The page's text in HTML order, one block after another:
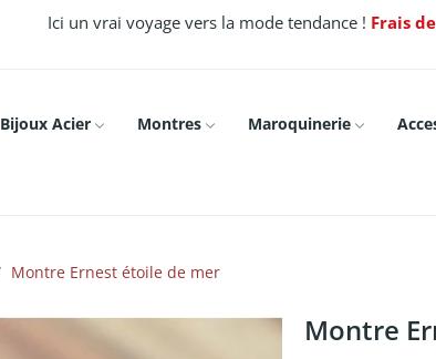
Ici un vrai voyage vers la mode tendance ! Frais
Bijoux Acier Montres Maroquinerie
Montre Ernest étoile de mer
Montre